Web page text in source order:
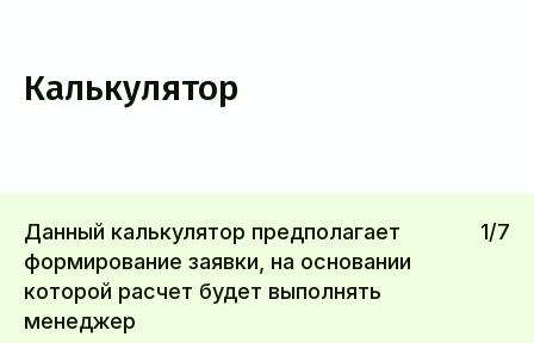
Калькулятор
Данный калькулятор предполагает
формирование заявки, на основании
которой расчет будет выполнять
менеджер
1/7